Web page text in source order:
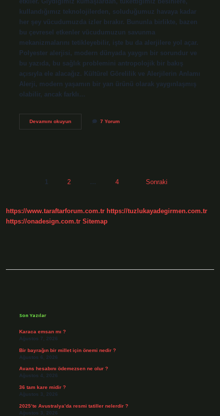
kullandığımız teknolojilerden, soluduğumuz havaya kadar
her şey vücudumuzda izler bırakır. Bununla birlikte, bazen
bu çevresel etkenler vücudumuzun savunma
mekanizmalarını tetikleyebilir, işte bu da alerjilere yol açar.
Polyester alerjisi, modern dünyada yaygın bir sorundur ve
bu yazıda, bu sağlık problemini antropolojik bir bakış
açısıyla ele alacağız. Kültürel Görelilik ve Alerjilerin Anlamı
Alerji, modern yaşamın bir yan ürünü olarak yaygınlaşmış
olabilir, ancak farklı…
Devamını okuyunPolyester
7 Yorum
1 2 … 4 Sonraki
https://www.taraftarforum.com.tr https://tuzlukayadegirmen.com.tr
https://onadesign.com.tr Sitemap
Son Yazılar
Karaca emsan mı ?
Ağustos 7, 2026
Bir bayrağın bir millet için önemi nedir ?
Ağustos 6, 2026
Avans hesabını ödemezsen ne olur ?
Ağustos 4, 2026
36 tam kare midir ?
Ağustos 3, 2026
2025’te Avustralya’da resmi tatiller nelerdir ?
Ağustos 3, 2026